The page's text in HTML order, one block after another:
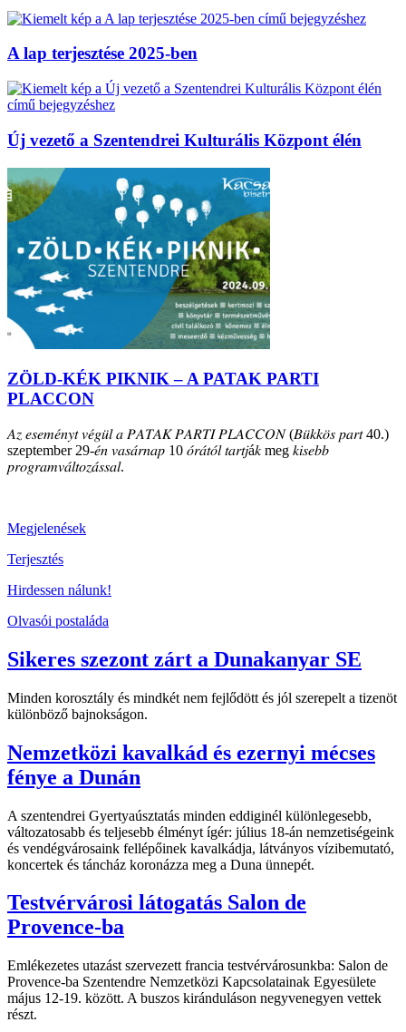
A lap terjesztése 2025-ben
Új vezető a Szentendrei Kulturális Központ élén
ZÖLD-KÉK PIKNIK – A PATAK PARTI
PLACCON
𝐴𝑧 𝑒𝑠𝑒𝑚𝑒́𝑛𝑦𝑡 𝑣𝑒́𝑔𝑢̈𝑙 𝑎 𝑃𝐴𝑇𝐴𝐾 𝑃𝐴𝑅𝑇𝐼 𝑃𝐿𝐴𝐶𝐶𝑂𝑁 (𝐵𝑢̈𝑘𝑘𝑜̈𝑠 𝑝𝑎𝑟𝑡 40.)
szeptember 29-𝑒́𝑛 𝑣𝑎𝑠𝑎́𝑟𝑛𝑎𝑝 10 𝑜́𝑟𝑎́𝑡𝑜́𝑙 𝑡𝑎𝑟𝑡𝑗á𝑘 meg 𝑘𝑖𝑠𝑒𝑏𝑏
𝑝𝑟𝑜𝑔𝑟𝑎𝑚𝑣𝑎́𝑙𝑡𝑜𝑧𝑎́𝑠𝑠𝑎𝑙.
Megjelenések
Terjesztés
Hirdessen nálunk!
Olvasói postaláda
Sikeres szezont zárt a Dunakanyar SE
Minden korosztály és mindkét nem fejlődött és jól szerepelt a tizenöt
különböző bajnokságon.
Nemzetközi kavalkád és ezernyi mécses
fénye a Dunán
A szentendrei Gyertyaúsztatás minden eddiginél különlegesebb,
változatosabb és teljesebb élményt ígér: július 18-án nemzetiségeink
és vendégvárosaink fellépőinek kavalkádja, látványos vízibemutató,
koncertek és táncház koronázza meg a Duna ünnepét.
Testvérvárosi látogatás Salon de
Provence-ba
Emlékezetes utazást szervezett francia testvérvárosunkba: Salon de
Provence-ba Szentendre Nemzetközi Kapcsolatainak Egyesülete
május 12-19. között. A buszos kiránduláson negyvenegyen vettek
részt.